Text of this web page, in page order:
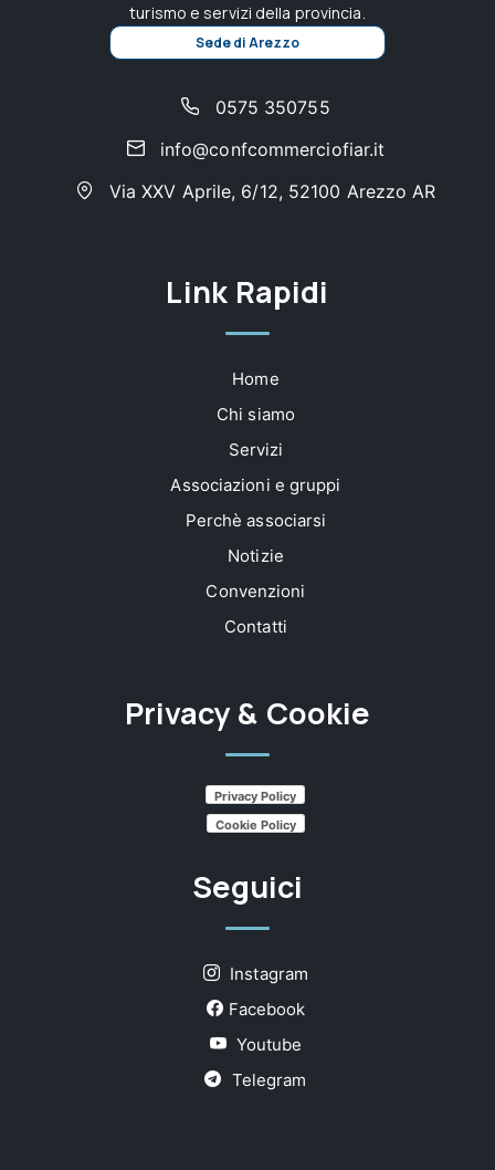
turismo e servizi della provincia.
Sede di Arezzo
0575 350755
info@confcommerciofiar.it
Via XXV Aprile, 6/12, 52100 Arezzo AR
Link Rapidi
Home
Chi siamo
Servizi
Associazioni e gruppi
Perchè associarsi
Notizie
Convenzioni
Contatti
Privacy & Cookie
Privacy Policy
Cookie Policy
Seguici
Instagram
Facebook
Youtube
Telegram